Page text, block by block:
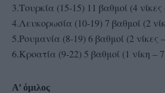
3.Τουρκία (15-15) 11 βαθμοί (4 νίκες
4.Λευκορωσία (10-19) 7 βαθμοί (2
5.Ρουμανία (8-19) 6 βαθμοί (2 νίκες
6.Κροατία (9-22) 5 βαθμοί (1 νίκη –
Α’ όμιλος